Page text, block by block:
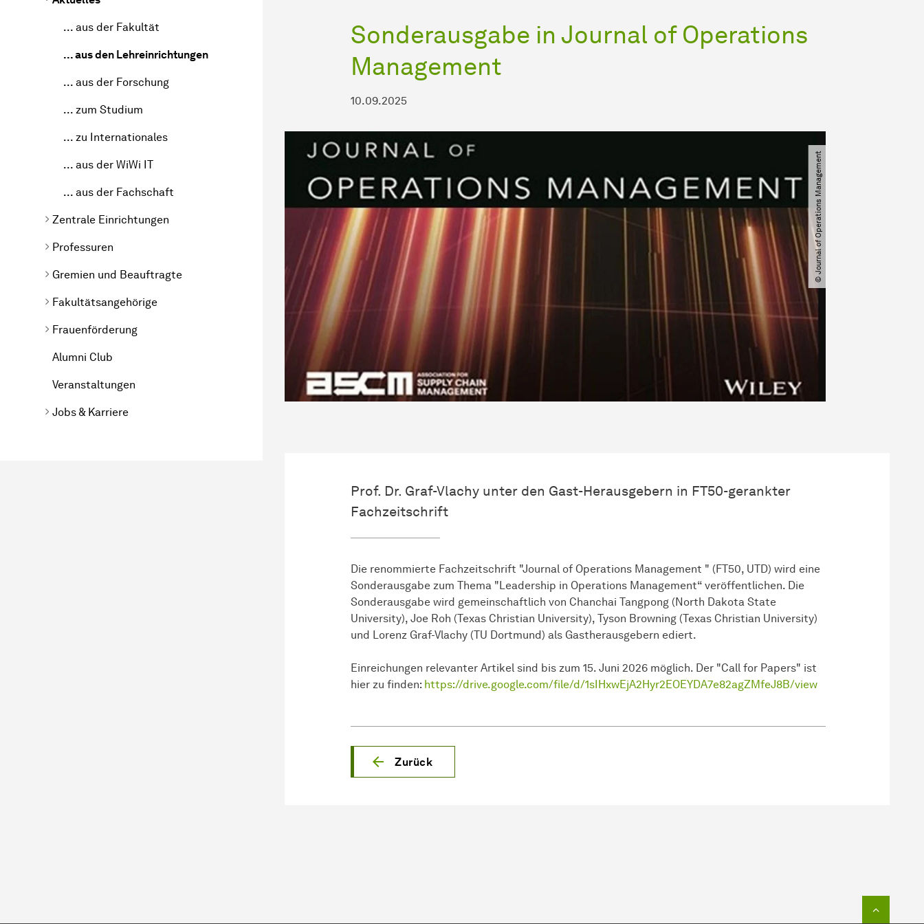
... aus der Fakultät
... aus den Lehreinrichtungen
... aus der Forschung
... zum Studium
... zu Internationales
... aus der WiWi IT
... aus der Fachschaft
Zentrale Einrichtungen
Professuren
Gremien und Beauftragte
Fakultätsangehörige
Frauenförderung
Alumni Club
Veranstaltungen
Jobs & Karriere
Sonderausgabe in Journal of Operations
Management
10.09.2025
© Journal of Operations Management
Prof. Dr. Graf-Vlachy unter den Gast-Herausgebern in FT50-gerankter
Fachzeitschrift
Die renommierte Fachzeitschrift "Journal of Operations Management " (FT50, UTD) wird eine
Sonderausgabe zum Thema "Leadership in Operations Management“ veröffentlichen. Die
Sonderausgabe wird gemeinschaftlich von Chanchai Tangpong (North Dakota State
University), Joe Roh (Texas Christian University), Tyson Browning (Texas Christian University)
und Lorenz Graf-Vlachy (TU Dortmund) als Gastherausgebern ediert.
Einreichungen relevanter Artikel sind bis zum 15. Juni 2026 möglich. Der "Call for Papers" ist
hier zu finden: https://drive.google.com/file/d/1sIHxwEjA2Hyr2EOEYDA7e82agZMfeJ8B/view
Zurück